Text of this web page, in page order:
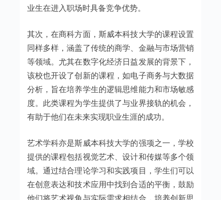
业生在进入职场时具备竞争优势。
其次，在商科方面，斯威本科技大学的课程设置
同样多样，涵盖了传统的商学、金融与市场营销
等领域。尤其在数字化经济日益发展的背景下，
该校也开设了创新的课程，如电子商务与大数据
分析，旨在培养学生的逻辑思维能力和市场敏感
度。此类课程为学生提供了与业界接轨的机会，
有助于他们在未来实现职业生涯的成功。
艺术学科亦是斯威本科技大学的强项之一，学校
提供的课程包括视觉艺术、设计和传媒等多个领
域。通过结合理论学习和实践项目，学生们可以
在创意表达和技术应用中找到合适的平衡，鼓励